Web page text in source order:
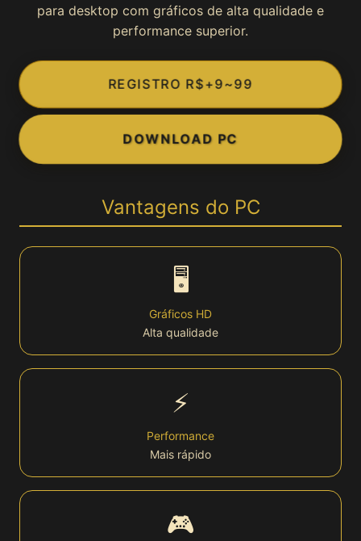
Fortune
Jogos
Game
Cadastro
Bônus
VIP
Lottery
🏆 Plataforma
Plataforma
Bet
para desktop com gráficos de alta qualidade e
performance superior.
REGISTRO R$+9~99
DOWNLOAD PC
Vantagens do PC
🖥️
Gráficos HD
Alta qualidade
⚡
Performance
Mais rápido
🎮